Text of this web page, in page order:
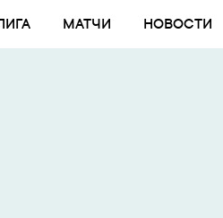
МАТЧИ НОВОСТИ